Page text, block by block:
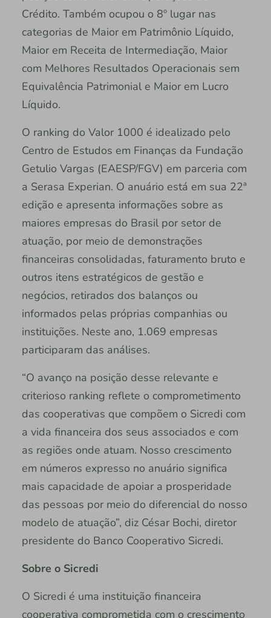
Crédito. Também ocupou o 8º lugar nas
categorias de Maior em Patrimônio Líquido,
Maior em Receita de Intermediação, Maior
com Melhores Resultados Operacionais sem
Equivalência Patrimonial e Maior em Lucro
Líquido.
O ranking do Valor 1000 é idealizado pelo
Centro de Estudos em Finanças da Fundação
Getulio Vargas (EAESP/FGV) em parceria com
a Serasa Experian. O anuário está em sua 22ª
edição e apresenta informações sobre as
maiores empresas do Brasil por setor de
atuação, por meio de demonstrações
financeiras consolidadas, faturamento bruto e
outros itens estratégicos de gestão e
negócios, retirados dos balanços ou
informados pelas próprias companhias ou
instituições. Neste ano, 1.069 empresas
participaram das análises.
“O avanço na posição desse relevante e
criterioso ranking reflete o comprometimento
das cooperativas que compõem o Sicredi com
a vida financeira dos seus associados e com
as regiões onde atuam. Nosso crescimento
em números expresso no anuário significa
mais capacidade de apoiar a prosperidade
das pessoas por meio do diferencial do nosso
modelo de atuação”, diz César Bochi, diretor
presidente do Banco Cooperativo Sicredi.
Sobre o Sicredi
O Sicredi é uma instituição financeira
cooperativa comprometida com o crescimento